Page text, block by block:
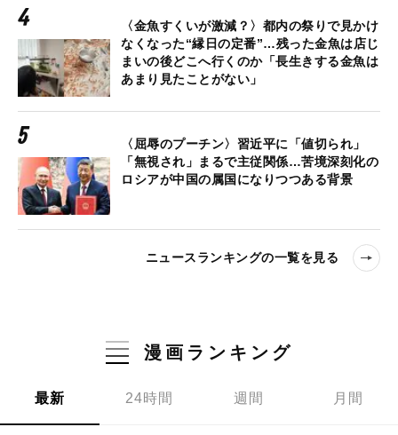
〈金魚すくいが激減？〉都内の祭りで見かけ
なくなった“縁日の定番”…残った金魚は店じ
まいの後どこへ行くのか「長生きする金魚は
あまり見たことがない」
〈屈辱のプーチン〉習近平に「値切られ」
「無視され」まるで主従関係…苦境深刻化の
ロシアが中国の属国になりつつある背景
ニュースランキングの一覧を見る
漫画ランキング
最新 24時間 週間 月間